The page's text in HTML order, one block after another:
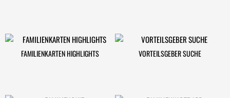
FAMILIENKARTEN HIGHLIGHTS VORTEILSGEBER SUCHE